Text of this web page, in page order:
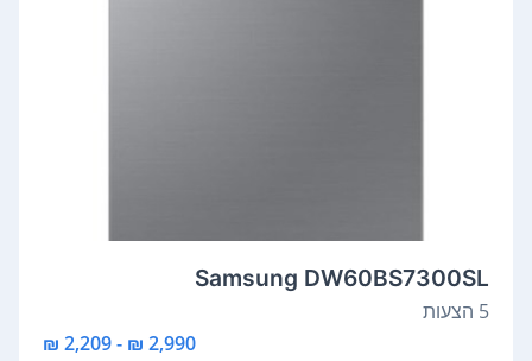
Samsung DW60BS7300SL
5 הצעות
2,990 ₪ - 2,209 ₪